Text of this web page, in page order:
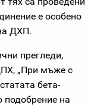
е особено
ДХП.
прегледи,
„При мъже с
бета-
подобрение на